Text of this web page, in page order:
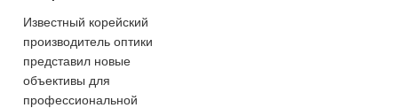
Известный корейский
производитель оптики
представил новые
объективы для
профессиональной